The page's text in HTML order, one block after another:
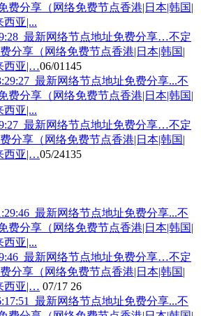
最新网络节点地址免费分享…不定
分享（网络免费节点香港|日本|韩国|
西亚|…06/01 145
最新网络节点地址免费分享…不定
分享（网络免费节点香港|日本|韩国|
西亚|…05/24135
最新网络节点地址免费分享…不定
分享（网络免费节点香港|日本|韩国|
西亚|… 07/17 26